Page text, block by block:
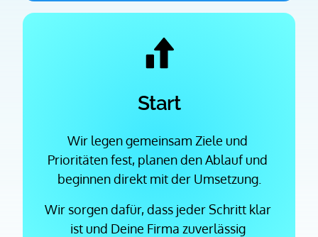
Start
Wir legen gemeinsam Ziele und
Prioritäten fest, planen den Ablauf und
beginnen direkt mit der Umsetzung.
Wir sorgen dafür, dass jeder Schritt klar
ist und Deine Firma zuverlässig